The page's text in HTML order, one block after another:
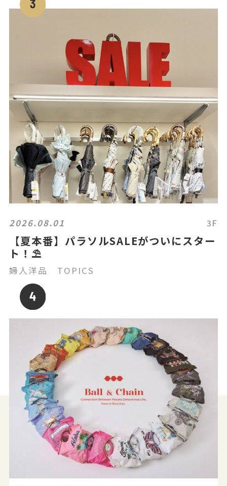
2026.08.01 3F
【夏本番】パラソルSALEがついにスター
ト！⛱️
婦人洋品 TOPICS